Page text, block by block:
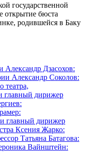
государственной
открытие бюста
родившейся в Баку
Александр Дзасохов:
Александр Соколов:
театра,
главный дирижер
главный дирижер
Ксения Жарко:
Татьяна Батагова:
Вайнштейн: